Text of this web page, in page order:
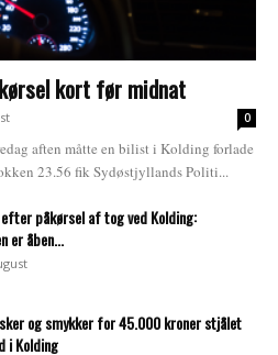
kort før midnat
0
aften måtte en bilist i Kolding forlade
23.56 fik Sydøstjyllands Politi...
efter påkørsel af tog ved Kolding:
er åben...
og smykker for 45.000 kroner stjålet
i Kolding